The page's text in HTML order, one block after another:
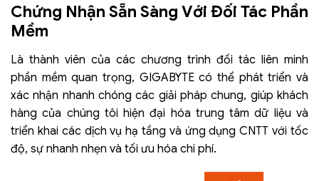
Chứng Nhận Sẵn Sàng Với Đối Tác Phần
Mềm
Là thành viên của các chương trình đối tác liên minh
phần mềm quan trọng, GIGABYTE có thể phát triển và
xác nhận nhanh chóng các giải pháp chung, giúp khách
hàng của chúng tôi hiện đại hóa trung tâm dữ liệu và
triển khai các dịch vụ hạ tầng và ứng dụng CNTT với tốc
độ, sự nhanh nhẹn và tối ưu hóa chi phí.